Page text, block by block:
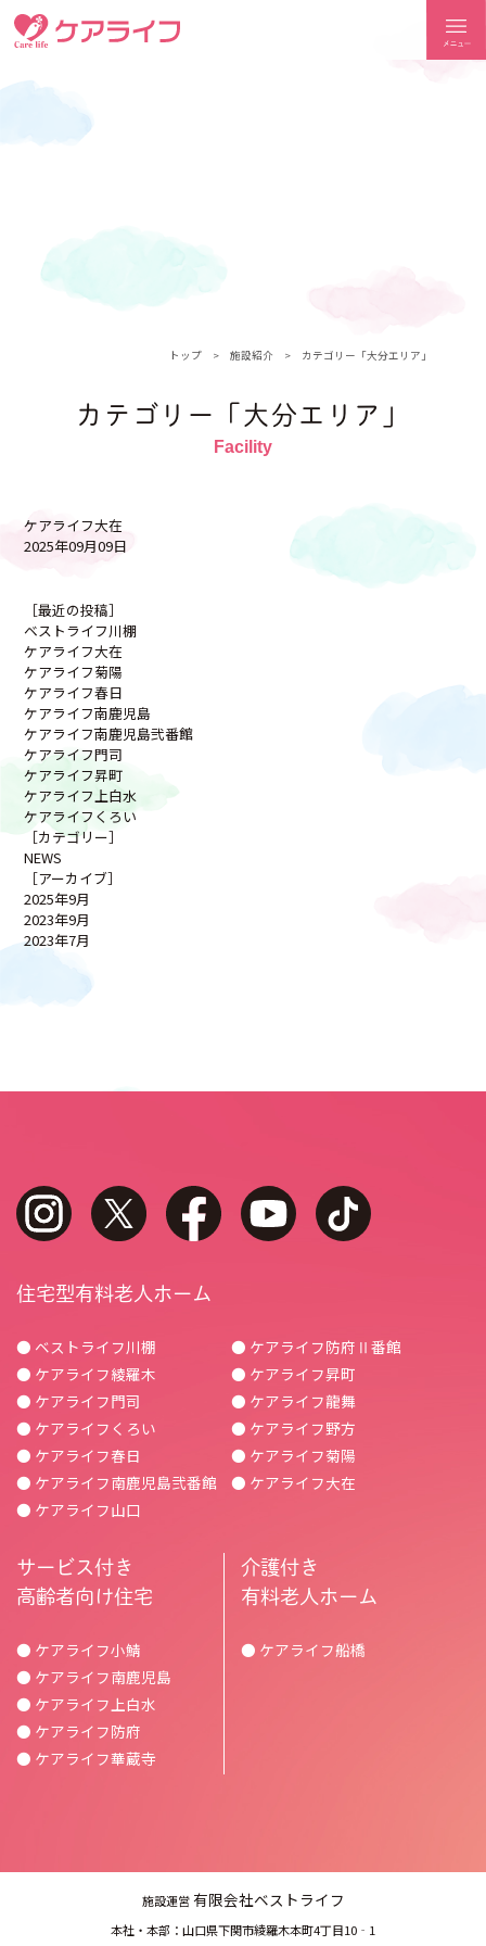
トップ 施設紹介 カテゴリー「大分エリア」
カテゴリー「大分エリア」
ケアライフ大在
2025年09月09日
［最近の投稿］
ベストライフ川棚
ケアライフ大在
ケアライフ菊陽
ケアライフ春日
ケアライフ南鹿児島
ケアライフ南鹿児島弐番館
ケアライフ門司
ケアライフ昇町
ケアライフ上白水
ケアライフくろい
［カテゴリー］
NEWS
［アーカイブ］
2025年9月
2023年9月
2023年7月
instagram twitter facebook youtube
住宅型有料老人ホーム
● ベストライフ川棚
● ケアライフ綾羅木
● ケアライフ門司
● ケアライフくろい
● ケアライフ春日
● ケアライフ南鹿児島弐番館
● ケアライフ山口
● ケアライフ防府Ⅱ番館
● ケアライフ昇町
● ケアライフ龍舞
● ケアライフ野方
● ケアライフ菊陽
● ケアライフ大在
サービス付き
高齢者向け住宅
● ケアライフ小鯖
● ケアライフ南鹿児島
● ケアライフ上白水
● ケアライフ防府
● ケアライフ華蔵寺
介護付き
有料老人ホーム
● ケアライフ船橋
施設運営有限会社ベストライフ
本社・本部：山口県下関市綾羅木本町4丁目10‐1